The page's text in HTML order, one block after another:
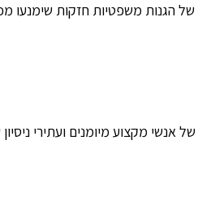
של הגנות משפטיות חזקות שימנעו
אנשי מקצוע מיומנים ועתירי